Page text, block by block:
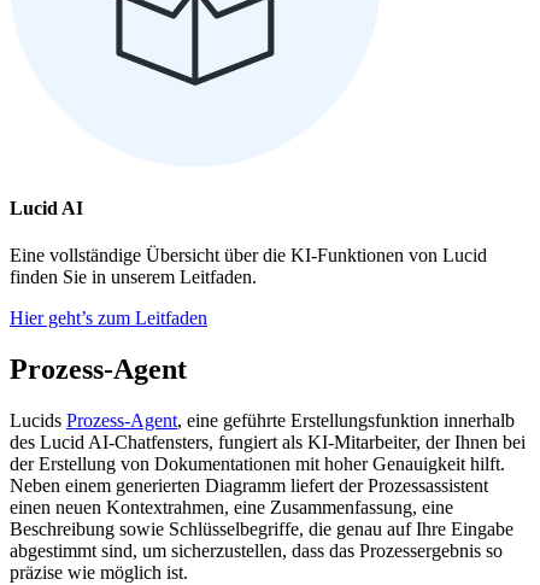
Lucid AI
Eine vollständige Übersicht über die KI-Funktionen von Lucid
finden Sie in unserem Leitfaden.
Hier geht’s zum Leitfaden
Prozess-Agent
Lucids Prozess-Agent, eine geführte Erstellungsfunktion innerhalb
des Lucid AI-Chatfensters, fungiert als KI-Mitarbeiter, der Ihnen bei
der Erstellung von Dokumentationen mit hoher Genauigkeit hilft.
Neben einem generierten Diagramm liefert der Prozessassistent
einen neuen Kontextrahmen, eine Zusammenfassung, eine
Beschreibung sowie Schlüsselbegriffe, die genau auf Ihre Eingabe
abgestimmt sind, um sicherzustellen, dass das Prozessergebnis so
präzise wie möglich ist.